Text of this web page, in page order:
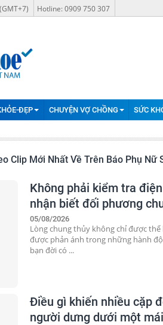
Hotline: 0909 750 307
ĐẸP CHUYỆN VỢ CHỒNG SỨC
Clip Mới Nhất Về Trên Báo Phụ Nữ
Không phải kiểm tra
nhận biết đối phương
05/08/2026
Lòng chung thủy không chỉ được
được phản ánh trong những hành
bạn đời có ...
Điều gì khiến nhiều cặp
người dưng dưới một